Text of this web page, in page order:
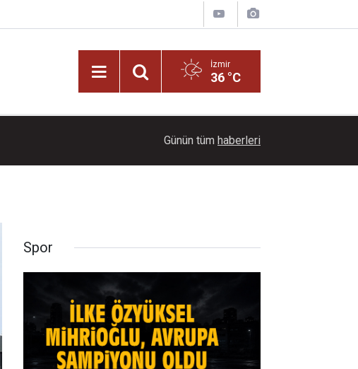
İzmir
36 °C
Babasını ziyarete giderken kazada hayatını
Günün tüm haberleri
Spor